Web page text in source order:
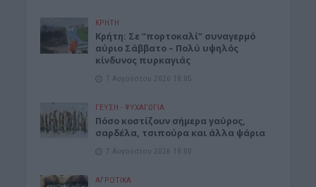
ΚΡΗΤΗ
Κρήτη: Σε “πορτοκαλί” συναγερμό
αύριο Σάββατο – Πολύ υψηλός
κίνδυνος πυρκαγιάς
7 Αυγούστου 2026 18:05
ΓΕΎΣΗ - ΨΥΧΑΓΩΓΊΑ
Πόσο κοστίζουν σήμερα γαύρος,
σαρδέλα, τσιπούρα και άλλα ψάρια
7 Αυγούστου 2026 18:00
ΑΓΡΟΤΙΚΑ